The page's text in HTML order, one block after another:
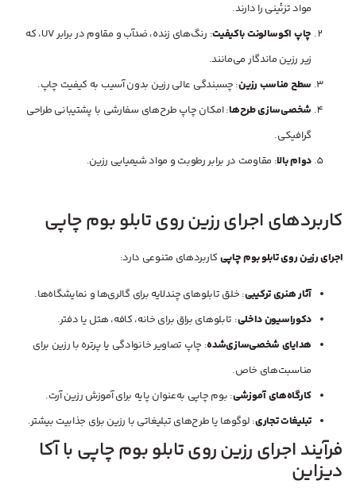
مواد تزئینی را دارند.
چاپ اکوسالونت باکیفیت
: رنگ‌های زنده، ضدآب و مقاوم در برابر UV، که
زیر رزین ماندگار می‌مانند.
سطح مناسب رزین: چسبندگی عالی رزین بدون آسیب به کیفیت چاپ.
شخصی‌سازی طرح‌ها: امکان چاپ طرح‌های سفارشی با پشتیبانی طراحی
گرافیکی.
دوام بالا: مقاومت در برابر رطوبت و مواد شیمیایی رزین.
کاربردهای اجرای رزین روی تابلو بوم چاپی
اجرای رزین روی تابلو بوم چاپی کاربردهای متنوعی دارد:
آثار هنری ترکیبی: خلق تابلوهای چندلایه برای گالری‌ها و نمایشگاه‌ها.
دکوراسیون داخلی: تابلوهای براق برای خانه، کافه، هتل یا دفتر.
هدایای شخصی‌سازی‌شده: چاپ تصاویر خانوادگی یا پرتره با رزین برای
مناسبت‌های خاص.
کارگاه‌های آموزشی: بوم چاپی به‌عنوان پایه برای آموزش رزین آرت.
تبلیغات تجاری: لوگوها یا طرح‌های تبلیغاتی با رزین برای جذابیت بیشتر.
فرآیند اجرای رزین روی تابلو بوم چاپی با آکا
دیزاین